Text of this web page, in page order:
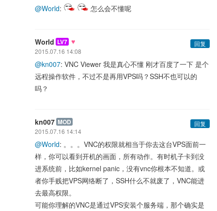
@World: 怎么会不懂呢
World LV7 ♥
回复
2015.07.16 14:08
@kn007: VNC Viewer 我是真心不懂 刚才百度了一下 是个
远程操作软件，不过不是再用VPS吗？SSH不也可以的
吗？
kn007 MOD
回复
2015.07.16 14:14
@World: 。。。VNC的权限就相当于你去这台VPS面前一
样，你可以看到开机的画面，所有动作。有时机子卡到没
进系统前，比如kernel panic，没有vnc你根本不知道。或
者你手贱把VPS网络断了，SSH什么不就废了，VNC能进
去最高权限。
可能你理解的VNC是通过VPS安装个服务端，那个确实是